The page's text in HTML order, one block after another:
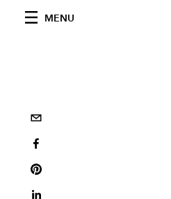
MENU